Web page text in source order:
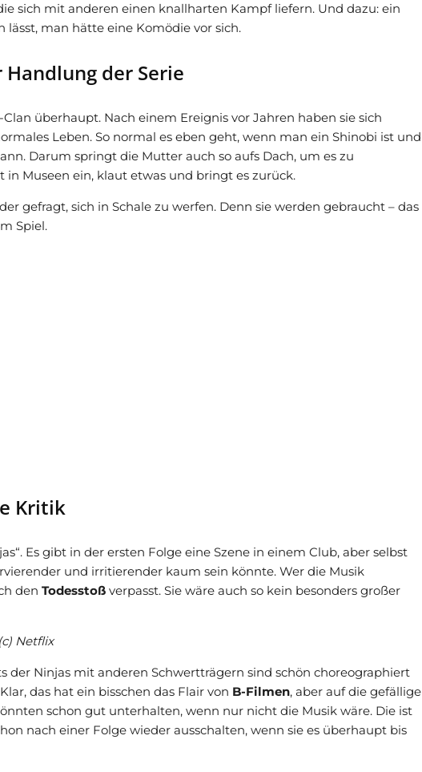
sich mit anderen einen knallharten Kampf liefern. Und dazu: ein
lässt, man hätte eine Komödie vor sich.
der Serie
überhaupt. Nach einem Ereignis vor Jahren haben sie sich
Leben. So normal es eben geht, wenn man ein Shinobi ist und
Darum springt die Mutter auch so aufs Dach, um es zu
in Museen ein, klaut etwas und bringt es zurück.
gefragt, sich in Schale zu werfen. Denn sie werden gebraucht – das
Spiel.
Kritik
Es gibt in der ersten Folge eine Szene in einem Club, aber selbst
und irritierender kaum sein könnte. Wer die Musik
den Todesstoß verpasst. Sie wäre auch so kein besonders großer
Netflix
der Ninjas mit anderen Schwertträgern sind schön choreographiert
das hat ein bisschen das Flair von B-Filmen, aber auf die gefällige
schon gut unterhalten, wenn nur nicht die Musik wäre. Die ist
nach einer Folge wieder ausschalten, wenn sie es überhaupt bis